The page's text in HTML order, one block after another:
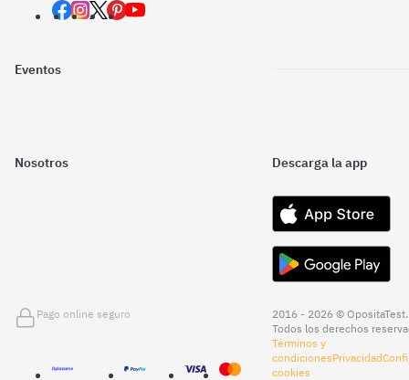
Eventos
Nosotros Descarga la app
Pago online seguro
2016 - 2026 © OpositaTest.
Todos los derechos
Términos y
condicionesPrivacidad
cookies